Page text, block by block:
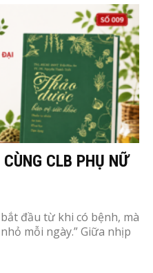
CLB PHỤ NỮ
đầu từ khi có bệnh, mà
mỗi ngày.” Giữa nhịp